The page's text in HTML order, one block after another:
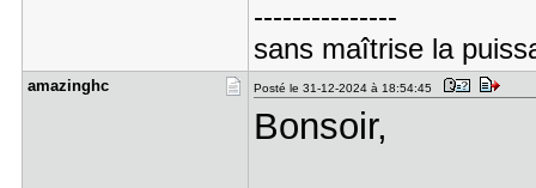
---------------
sans maîtrise la
amazinghc Posté le 31-12-2024 à 18:54:45
Bonsoir,